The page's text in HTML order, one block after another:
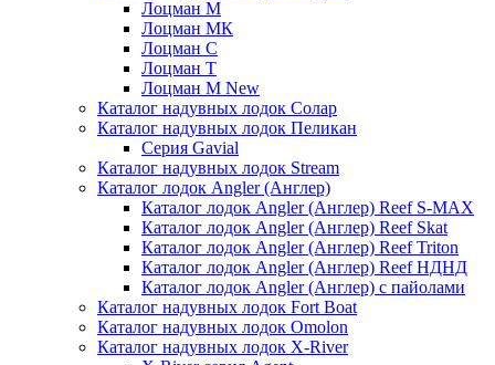
Лоцман М
Лоцман МК
Лоцман С
Лоцман Т
Лоцман М New
Каталог надувных лодок Солар
Каталог надувных лодок Пеликан
Серия Gavial
Каталог надувных лодок Stream
Каталог лодок Angler (Англер)
Каталог лодок Angler (Англер) Reef S-MAX
Каталог лодок Angler (Англер) Reef Skat
Каталог лодок Angler (Англер) Reef Triton
Каталог лодок Angler (Англер) Reef НДНД
Каталог лодок Angler (Англер) с пайолами
Каталог надувных лодок Fort Boat
Каталог надувных лодок Omolon
Каталог надувных лодок X-River